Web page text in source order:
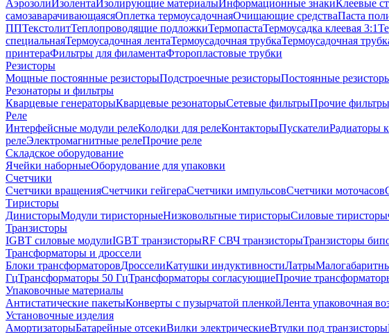
АэрозолиИзолентаИзолирующие материалыИнформационные знакиКлеевые
самозаварачивающаясяОплетка термоусадочнаяОчищающие средстваПаста
ППТекстолитТеплопроводящие подложкиТермопастаТермоусадка клеевая 3:1
специальнаяТермоусадочная лентаТермоусадочная трубкаТермоусадочная
принтераФильтры для филаментаФторопластовые трубки
Резисторы
Мощные постоянные резисторыПодстроечные резисторыПостоянные
Резонаторы и фильтры
Кварцевые генераторыКварцевые резонаторыСетевые фильтрыПрочие фильтры
Реле
Интерфейсные модули релеКолодки для релеКонтакторыПускателиРадиаторы
релеЭлектромагнитные релеПрочие реле
Складское оборудование
Ячейки наборныеОборудование для упаковки
Счетчики
Счетчики вращенияСчетчики гейгераСчетчики импульсовСчетчики моточасов
Тиристоры
ДинисторыМодули тиристорныеНизковольтные тиристорыСиловые тиристоры
Транзисторы
IGBT силовые модулиIGBT транзисторыRF СВЧ транзисторыТранзисторы
Трансформаторы и дроссели
Блоки трансформаторовДросселиКатушки индуктивностиЛатры
ГцТрансформаторы 50 ГцТрансформаторы согласующиеПрочие
Упаковочные материалы
Антистатические пакетыКонверты с пузырчатой пленкойЛента упаковочная
Установочные изделия
АмортизаторыБатарейные отсекиВилки электрическиеВтулки под транзисторы